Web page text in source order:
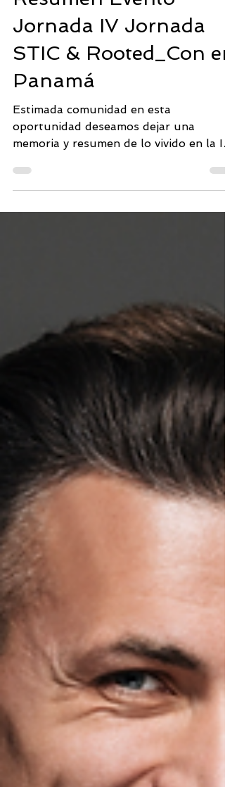
Juan Carlos Vega
16 may 2024
3 min de lectura
Resumen Evento
Jornada IV Jornada
STIC & Rooted_Con en
Panamá
oportunidad deseamos dejar una
memoria y resumen de lo vivido en la IV
Jornada STIC & Rooted_Con